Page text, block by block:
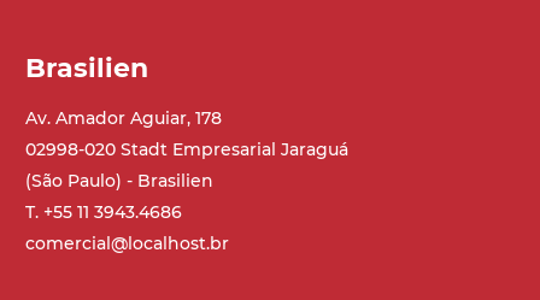
Brasilien
Av. Amador Aguiar, 178
02998-020 Stadt Empresarial Jaraguá
(São Paulo) - Brasilien
T. +55 11 3943.4686
comercial@localhost.br